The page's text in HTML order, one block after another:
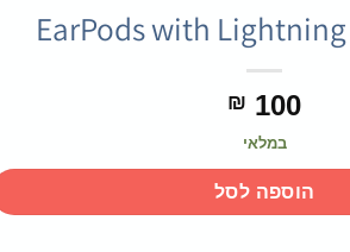
EarPods with
₪ 100
במלאי
הוספה לסל